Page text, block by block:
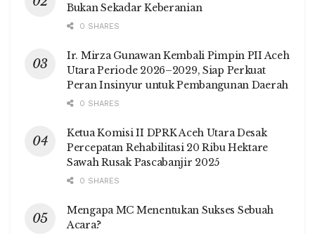
Bukan Sekadar Keberanian
0 SHARES
Ir. Mirza Gunawan Kembali Pimpin PII Aceh
Utara Periode 2026–2029, Siap Perkuat
Peran Insinyur untuk Pembangunan Daerah
0 SHARES
Ketua Komisi II DPRK Aceh Utara Desak
Percepatan Rehabilitasi 20 Ribu Hektare
Sawah Rusak Pascabanjir 2025
0 SHARES
Mengapa MC Menentukan Sukses Sebuah
Acara?